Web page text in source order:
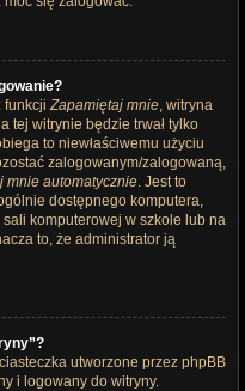
funkcjiZapamiętaj mnie, witryna
tej witrynie będzie trwał tylko
to niewłaściwemu użyciu
zalogowanym/zalogowaną,
mnie automatycznie. Jest to
dostępnego komputera,
komputerowej w szkole lub na
to, że administrator ją
utworzone przez phpBB
i logowany do witryny.